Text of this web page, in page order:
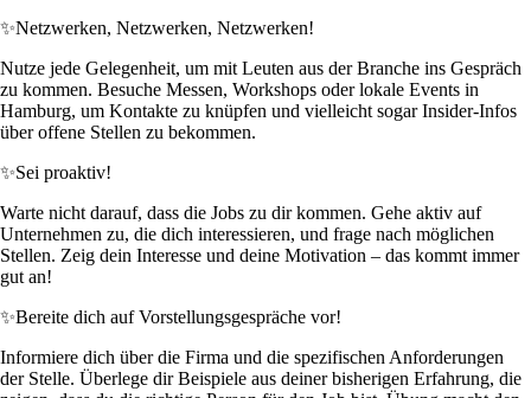
✨Netzwerken, Netzwerken, Netzwerken!
Nutze jede Gelegenheit, um mit Leuten aus der Branche ins Gespräch
zu kommen. Besuche Messen, Workshops oder lokale Events in
Hamburg, um Kontakte zu knüpfen und vielleicht sogar Insider-Infos
über offene Stellen zu bekommen.
✨Sei proaktiv!
Warte nicht darauf, dass die Jobs zu dir kommen. Gehe aktiv auf
Unternehmen zu, die dich interessieren, und frage nach möglichen
Stellen. Zeig dein Interesse und deine Motivation – das kommt immer
gut an!
✨Bereite dich auf Vorstellungsgespräche vor!
Informiere dich über die Firma und die spezifischen Anforderungen
der Stelle. Überlege dir Beispiele aus deiner bisherigen Erfahrung, die